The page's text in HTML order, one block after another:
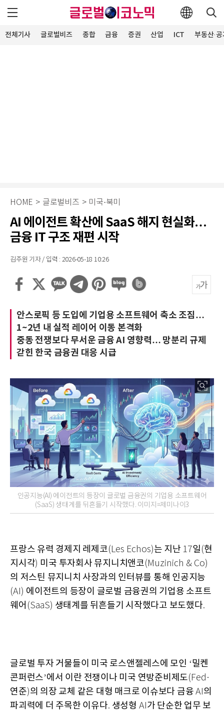
전체기사 글로벌비즈 종합 금융 증권 산업 ICT 부동산·
HOME > 글로벌비즈 > 미국·북미
AI 에이전트 확산에 SaaS 해지 현실화…
금융 IT 구조 재편 시작
김주원 기자 / 입력 : 2026-05-18 10:26
안스로픽 등 도입에 기업용 소프트웨어 축소 조짐…
1~2년 내 실적 레이어 이동 본격화
중동 전쟁보다 무서운 금융 AI 영향력… 망분리 규제
갇힌 한국 금융권 대응 시급
인공지능(AI) 에이전트의 등장이 글로벌 금융권의 기업용 소프트웨어
(SaaS) 생태계를 뒤흔들기 시작했다. 이미지=제미나이3
프랑스 유력 경제지 레제코(Les Echos)는 지난 17일 (현
지시각) 미국 투자회사 뮤지니치앤코(Muzinich & Co)
의 저스틴 뮤지니치 사장과의 인터뷰를 통해 인공지능
(AI) 에이전트의 등장이 글로벌 금융권의 기업용 소프트
웨어 (SaaS) 생태계를 뒤흔들기 시작했다고 보도했다.
글로벌 투자 거물들이 미국 로스앤젤레스에 모인 ‘밀켄
콘퍼런스’에서 이란 전쟁이나 미국 연방준비제도(Fed·
연준)의 의장 교체 같은 대형 매크로 이슈보다 금융 AI 의
파괴력에 더 주목한 이유다. 생성형 AI 가 단순한 업무 보